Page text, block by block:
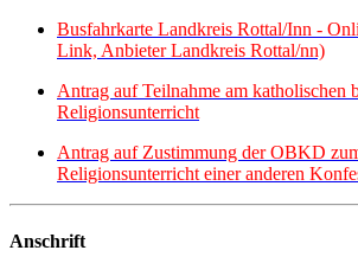
Busfahrkarte Landkreis Rottal/Inn -
Link, Anbieter Landkreis Rottal/nn)
Antrag auf Teilnahme am katholischen
Religionsunterricht
Antrag auf Zustimmung der OBKD
Religionsunterricht einer anderen
Anschrift